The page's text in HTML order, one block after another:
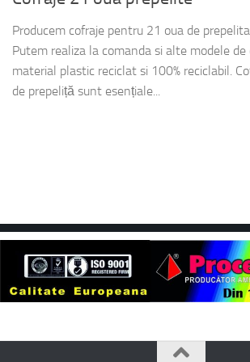
Producem cofraje pentru 21 oua de
Putem realiza la comanda si alte modele de
material plastic reciclat si 100% reciclabil.
de prepeliță sunt esențiale...